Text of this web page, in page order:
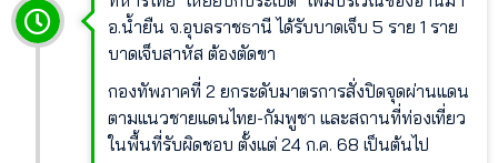
อ.น้ำยืน จ.อุบลราชธานี ได้รับบาดเจ็บ 5 ราย 1 ราย
บาดเจ็บสาหัส ต้องตัดขา
กองทัพภาคที่ 2 ยกระดับมาตรการสั่งปิดจุดผ่านแดน
ตามแนวชายแดนไทย-กัมพูชา และสถานที่ท่องเที่ยว
ในพื้นที่รับผิดชอบ ตั้งแต่ 24 ก.ค. 68 เป็นต้นไป